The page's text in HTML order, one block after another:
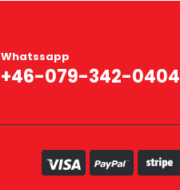
Whatssapp
+46-079-342-0404